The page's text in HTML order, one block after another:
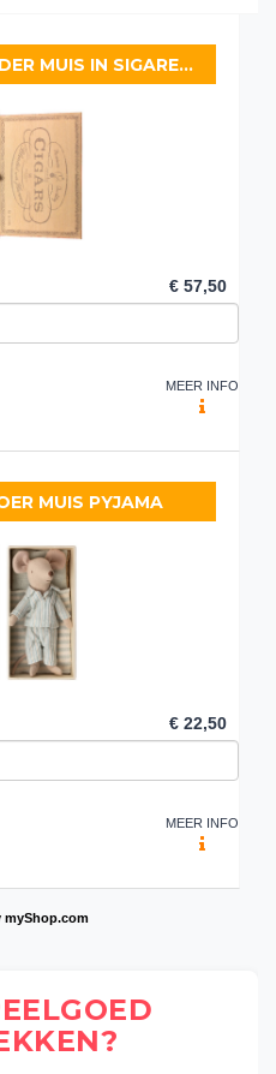
MAILEG VADER EN MOEDER MUIS IN SIGARENDOOS
€ 57,50
MEER INFO
MUIS PYJAMA
€ 22,50
MEER INFO
myShop.com